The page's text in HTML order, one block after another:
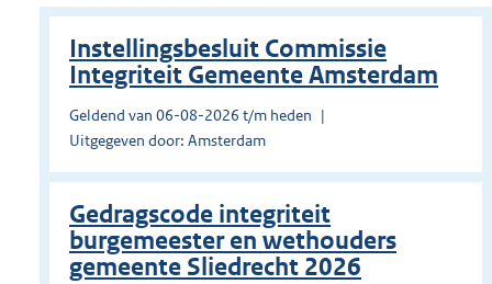
Instellingsbesluit Commissie
Integriteit Gemeente Amsterdam
Geldend van 06-08-2026 t/m heden
Uitgegeven door: Amsterdam
Gedragscode integriteit
burgemeester en wethouders
gemeente Sliedrecht 2026